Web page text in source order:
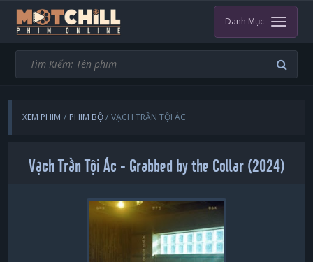
Danh Mục
XEM PHIM PHIM BỘ VẠCH TRẦN TỘI ÁC
Vạch Trần Tội Ác - Grabbed by the Collar (2024)